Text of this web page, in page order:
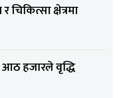
चिकित्सा क्षेत्रमा
आठ हजारले वृद्धि